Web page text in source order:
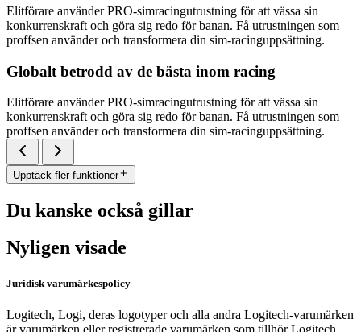
Elitförare använder PRO-simracingutrustning för att vässa sin
konkurrenskraft och göra sig redo för banan. Få utrustningen som
proffsen använder och transformera din sim-racinguppsättning.
Globalt betrodd av de bästa inom racing
Elitförare använder PRO-simracingutrustning för att vässa sin
konkurrenskraft och göra sig redo för banan. Få utrustningen som
proffsen använder och transformera din sim-racinguppsättning.
Upptäck fler funktioner
Du kanske också gillar
Nyligen visade
Juridisk varumärkespolicy
Logitech, Logi, deras logotyper och alla andra Logitech-varumärken
är varumärken eller registrerade varumärken som tillhör Logitech